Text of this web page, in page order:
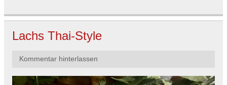
Lachs Thai-Style
Kommentar hinterlassen